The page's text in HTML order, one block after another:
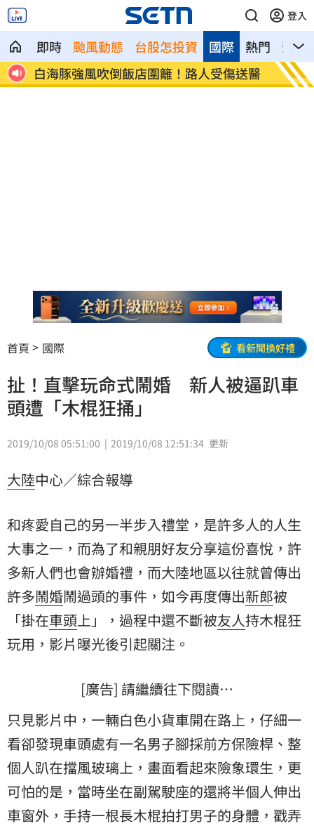
登入
即時 颱風動態 台股怎投資 熱門 影音
國際
泡
白海豚強風吹倒飯店圍籬！路人受傷送醫
高雄
潮
首頁 國際 看新聞換好禮
扯！直擊玩命式鬧婚 新人被逼趴車
頭遭「木棍狂捅」
2019/10/08 05:51:00 2019/10/08 12:51:34 更新
大陸中心／綜合報導
和疼愛自己的另一半步入禮堂，是許多人的人生
大事之一，而為了和親朋好友分享這份喜悅，許
多新人們也會辦婚禮，而大陸地區以往就曾傳出
許多鬧婚鬧過頭的事件，如今再度傳出新郎被
「掛在車頭上」，過程中還不斷被友人持木棍狂
玩用，影片曝光後引起關注。
[廣告] 請繼續往下閱讀…
只見影片中，一輛白色小貨車開在路上，仔細一
看卻發現車頭處有一名男子腳採前方保險桿、整
個人趴在擋風玻璃上，畫面看起來險象環生，更
可怕的是，當時坐在副駕駛座的還將半個人伸出
車窗外，手持一根長木棍拍打男子的身體，戳弄